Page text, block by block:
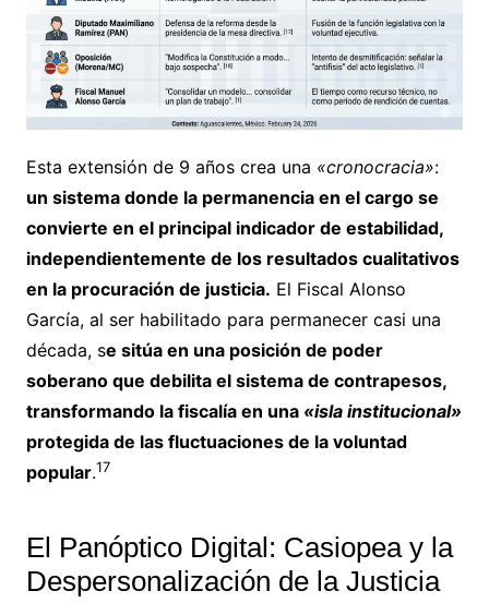
Esta extensión de 9 años crea una «cronocracia»:
un sistema donde la permanencia en el cargo se
convierte en el principal indicador de estabilidad,
independientemente de los resultados cualitativos
en la procuración de justicia. El Fiscal Alonso
García, al ser habilitado para permanecer casi una
década, se sitúa en una posición de poder
soberano que debilita el sistema de contrapesos,
transformando la fiscalía en una «isla institucional»
protegida de las fluctuaciones de la voluntad
popular.17
El Panóptico Digital: Casiopea y la
Despersonalización de la Justicia